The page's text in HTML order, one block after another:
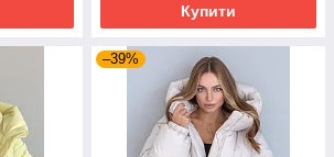
Купити
–39%